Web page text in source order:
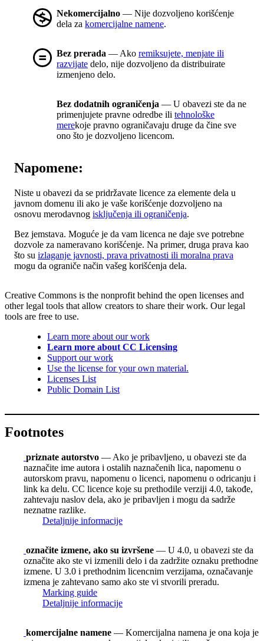
Nekomercijalno — Nije dozvoljeno korišćenje
dela za komercijalne namene.
Bez prerada — Ako remiksujete, menjate ili
razvijate delo, nije dozvoljeno da distribuirate
izmenjeno delo.
Bez dodatnih ograničenja — U obavezi ste da ne
primenjujete pravne odredbe ili tehnološke
merekoje pravno ograničavaju druge da čine sve
ono što je dozvoljeno licencom.
Napomene:
Niste u obavezi da se pridržavate licence za elemente dela u
javnom domenu ili ako je vaše korišćenje dozvoljeno na
osnovu merodavnog isključenja ili ograničenja.
Bez jemstava. Moguće je da vam licenca ne daje sve potrebne
dozvole za nameravano korišćenje. Na primer, druga prava kao
što su izlaganje javnosti, prava privatnosti ili moralna prava
mogu da ograniče način vašeg korišćenja dela.
Creative Commons is the nonprofit behind the open licenses and
other legal tools that allow creators to share their work. Our legal
tools are free to use.
Learn more about our work
Learn more about CC Licensing
Support our work
Use the license for your own material.
Licenses List
Public Domain List
Footnotes
priznate autorstvo — Ako je pribavljeno, u obavezi ste da
naznačite ime autora i ostalih naznačenih lica, napomenu o
autorskom pravu, napomenu o licenci, napomenu o odricanju i
link ka delu. CC licence koje su prethodile verziji 4.0, takođe,
zahtevaju naslov dela, ako je pribavljen i mogu da sadrže
neznatne razlike.
Detaljnije informacije
označite izmene, ako su izvršene — U 4.0, u obavezi ste da
označite ako ste vi izmenili delo i da zadržite oznaku prethodne
izmene. U 3.0 i prethodnim licencnim verzijama, označavanje
izmena je zahtevano samo ako ste vi stvorili preradu.
Marking guide
Detaljnije informacije
komercijalne namene — Komercijalna namena je ona koja je